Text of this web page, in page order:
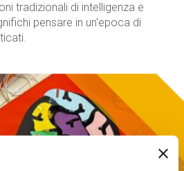
tradizionali di intelligenza e
pensare in un'epoca di